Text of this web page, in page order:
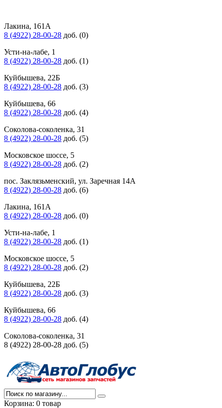
Лакина, 161А
8 (4922) 28-00-28 доб. (0)
Усти-на-лабе, 1
8 (4922) 28-00-28 доб. (1)
Куйбышева, 22Б
8 (4922) 28-00-28 доб. (3)
Куйбышева, 66
8 (4922) 28-00-28 доб. (4)
Соколова-соколенка, 31
8 (4922) 28-00-28 доб. (5)
Московское шоссе, 5
8 (4922) 28-00-28 доб. (2)
пос. Заклязьменский, ул. Заречная 14А
8 (4922) 28-00-28 доб. (6)
Лакина, 161А
8 (4922) 28-00-28 доб. (0)
Усти-на-лабе, 1
8 (4922) 28-00-28 доб. (1)
Московское шоссе, 5
8 (4922) 28-00-28 доб. (2)
Куйбышева, 22Б
8 (4922) 28-00-28 доб. (3)
Куйбышева, 66
8 (4922) 28-00-28 доб. (4)
Соколова-соколенка, 31
8 (4922) 28-00-28 доб. (5)
Корзина: 0 товар